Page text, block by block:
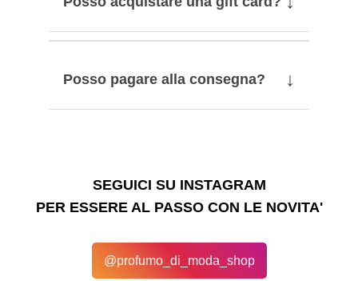
Posso pagare alla consegna? ↓
SEGUICI SU INSTAGRAM
PER ESSERE AL PASSO CON LE NOVITA'
@profumo_di_moda_shop